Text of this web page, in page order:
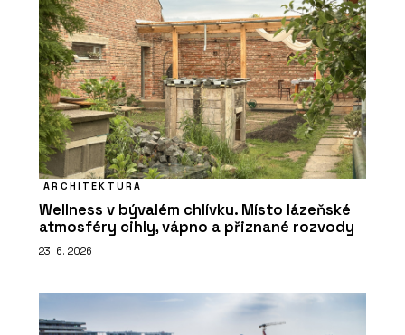
ARCHITEKTURA
Wellness v bývalém chlívku. Místo lázeňské
atmosféry cihly, vápno a přiznané rozvody
23. 6. 2026